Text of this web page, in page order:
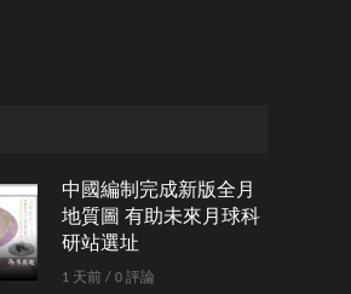
中國編制完成新版全月
地質圖 有助未來月球科
研站選址
1 天前 / 0 評論